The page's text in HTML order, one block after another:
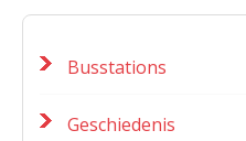
Busstations
Geschiedenis